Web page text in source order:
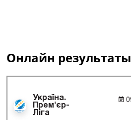
Онлайн результаты